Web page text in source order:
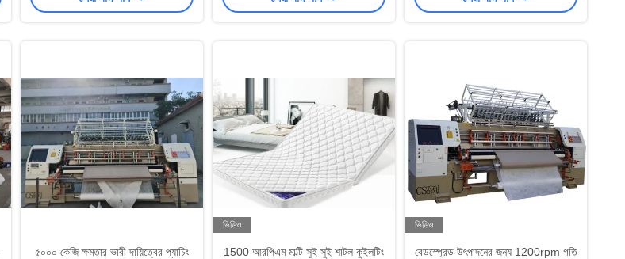
৫০০০ কেজি ক্ষমতার ভারী দায়িত্বের প্যাচিং
ভিডিও
1500 আরপিএম মাল্টি সুই সুই শাটল কুইলটিং
ভিডিও
বেডস্প্রেড উৎপাদনের জন্য 1200rpm গতি